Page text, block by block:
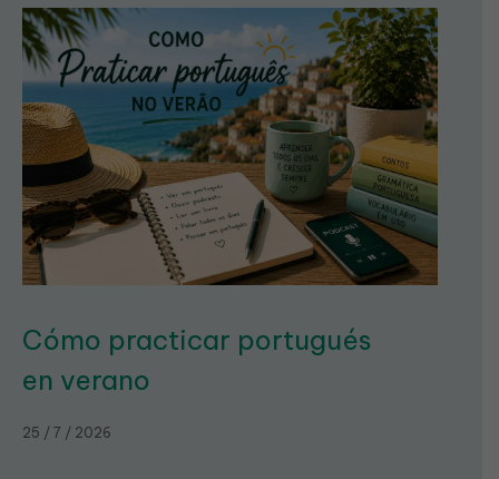
Cómo practicar portugués
en verano
25 / 7 / 2026